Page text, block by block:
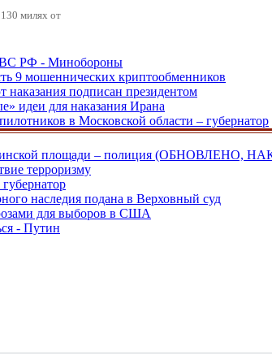
милях от
ВС РФ - Минобороны
9 мошеннических криптообменников
наказания подписан президентом
идеи для наказания Ирана
в Московской области – губернатор
площади – полиция (ОБНОВЛЕНО,
терроризму
наследия подана в Верховный суд
для выборов в США
- Путин